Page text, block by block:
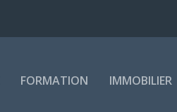
FORMATION IMMOBILIER